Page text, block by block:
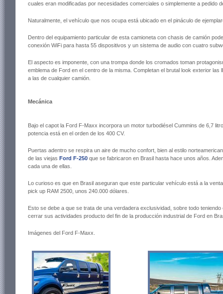
cuales eran modificadas por necesidades comerciales o simplemente a pedido
Naturalmente, el vehículo que nos ocupa está ubicado en el pináculo de
Dentro del equipamiento particular de esta camioneta con chasis de camión
conexión WiFi para hasta 55 dispositivos y un sistema de audio con cuatro
El aspecto es imponente, con una trompa donde los cromados toman
emblema de Ford en el centro de la misma. Completan el brutal look exterior las
a las de cualquier camión.
Mecánica
Bajo el capot la Ford F-Maxx incorpora un motor turbodiésel Cummins de 6,7
potencia está en el orden de los 400 CV.
Puertas adentro se respira un aire de mucho confort, bien al estilo
de las viejas Ford F-250 que se fabricaron en Brasil hasta hace unos años.
cada una de ellas.
Lo curioso es que en Brasil aseguran que este particular vehículo está a la
pick up RAM 2500, unos 240.000 dólares.
Esto se debe a que se trata de una verdadera exclusividad, sobre todo
cerrar sus actividades producto del fin de la producción industrial de Ford en
Imágenes del Ford F-Maxx.